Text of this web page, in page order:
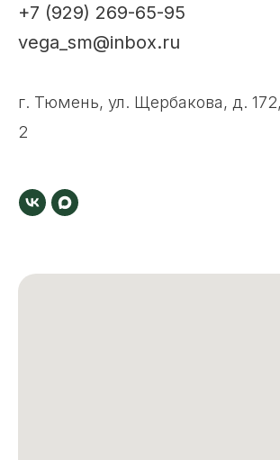
+7 (929) 269-65-95
vega_sm@inbox.ru
г. Тюмень, ул. Щербакова, д.
2